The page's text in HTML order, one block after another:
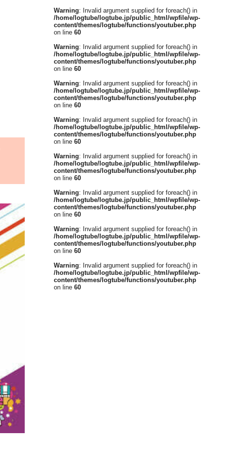
Warning: Invalid argument supplied for foreach() in
/home/logtube/logtube.jp/public_html/wpfile/wp-
content/themes/logtube/functions/youtuber.php
on line 60
Warning: Invalid argument supplied for foreach() in
/home/logtube/logtube.jp/public_html/wpfile/wp-
content/themes/logtube/functions/youtuber.php
on line 60
Warning: Invalid argument supplied for foreach() in
/home/logtube/logtube.jp/public_html/wpfile/wp-
content/themes/logtube/functions/youtuber.php
on line 60
Warning: Invalid argument supplied for foreach() in
/home/logtube/logtube.jp/public_html/wpfile/wp-
content/themes/logtube/functions/youtuber.php
on line 60
Warning: Invalid argument supplied for foreach() in
/home/logtube/logtube.jp/public_html/wpfile/wp-
content/themes/logtube/functions/youtuber.php
on line 60
Warning: Invalid argument supplied for foreach() in
/home/logtube/logtube.jp/public_html/wpfile/wp-
content/themes/logtube/functions/youtuber.php
on line 60
Warning: Invalid argument supplied for foreach() in
/home/logtube/logtube.jp/public_html/wpfile/wp-
content/themes/logtube/functions/youtuber.php
on line 60
Warning: Invalid argument supplied for foreach() in
/home/logtube/logtube.jp/public_html/wpfile/wp-
content/themes/logtube/functions/youtuber.php
on line 60